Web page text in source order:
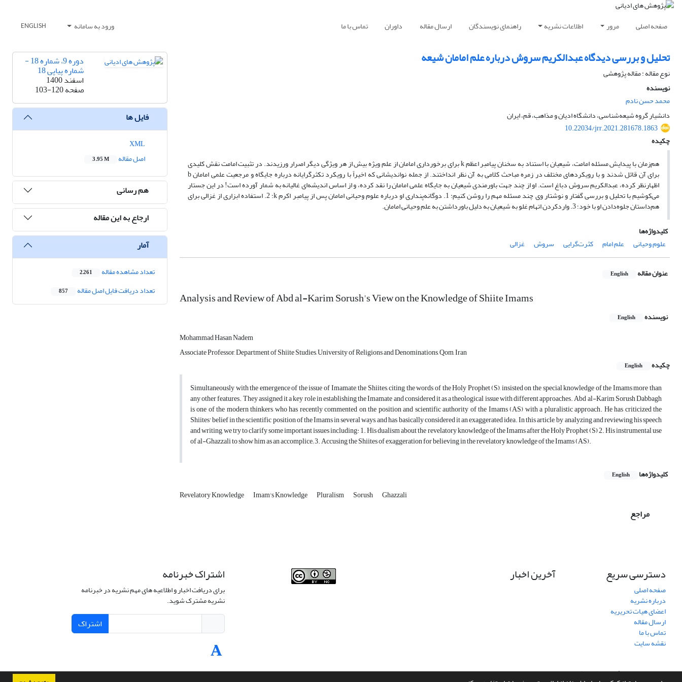
صفحه اصلی مرور اطلاعات نشریه راهنمای نویسندگان ارسال مقاله داوران تماس با ما ورود به سامانه ENGLISH
تحلیل و بررسی دیدگاه عبدالکریم سروش درباره علم امامان شیعه
نوع مقاله : مقاله پژوهشی
نویسنده
محمد حسن نادم
دانشیار گروه شیعه‌شناسی، دانشگاه ادیان و مذاهب، قم، ایران
10.22034/jrr.2021.281678.1863
چکیده
هم‌زمان با پیدایش مسئله امامت، شیعیان با استناد به سخنان پیامبر اعظم k برای برخورداری امامان از علم ویژه بیش از هر ویژگی دیگر اصرار ورزیدند. در تثبیت امامت نقش کلیدی
برای آن قائل شدند و با رویکردهای مختلف در زمره مباحث کلامی به آن نظر انداختند. از جمله نواندیشانی که اخیراً با رویکرد تکثرگرایانه درباره جایگاه و مرجعیت علمی امامان b
اظهارنظر کرده، عبدالکریم سروش دباغ است. او از چند جهت باورمندی شیعیان به جایگاه علمی امامان را نقد کرده، و از اساس اندیشه‌ای غالیانه به شمار آورده است! در این جستار
می‌کوشیم با تحلیل و بررسی گفتار و نوشتار وی چند مسئله مهم را روشن کنیم: 1. دوگانه‌پنداری او درباره علوم وحیانی امامان پس از پیامبر اکرم k؛ 2. استفاده ابزاری از غزالی برای
هم‌داستان جلوه‌دادن او با خود؛ 3. واردکردن اتهام غلو به شیعیان به دلیل باورداشتن به علم وحیانی امامان.
کلیدواژه‌ها
علوم وحیانی
علم امام کثرت‌گرایی سروش غزالی
عنوان مقاله English
Analysis and Review of Abd al-Karim Sorush's View on the Knowledge of Shiite Imams
نویسنده English
Mohammad Hasan Nadem
Associate Professor, Department of Shiite Studies, University of Religions and Denominations, Qom, Iran
چکیده
English
Simultaneously with the emergence of the issue of Imamate, the Shiites, citing the words of the Holy Prophet (S), insisted on the special knowledge of the Imams more than
any other features. They assigned it a key role in establishing the Imamate and considered it as a theological issue with different approaches. Abd al-Karim Sorush Dabbagh
is one of the modern thinkers who has recently commented on the position and scientific authority of the Imams (AS) with a pluralistic approach. He has criticized the
Shiites' belief in the scientific position of the Imams in several ways, and has basically considered it an exaggerated idea. In this article, by analyzing and reviewing his speech
and writing, we try to clarify some important issues including: 1. His dualism about the revelatory knowledge of the Imams after the Holy Prophet (S) 2. His instrumental use
of al-Ghazzali to show him as an accomplice; 3. Accusing the Shiites of exaggeration for believing in the revelatory knowledge of the Imams (AS).
کلیدواژه‌ها English
Revelatory Knowledge Imam's Knowledge Pluralism Sorush Ghazzali
مراجع
دوره 9، شماره 18 -
شماره پیاپی 18
اسفند 1400
صفحه103-120
فایل ها
اصل مقاله
3.95 M
هم رسانی
ارجاع به این مقاله
آمار
تعداد مشاهده مقاله 2,261
تعداد دریافت فایل اصل مقاله 857
دسترسی سریع
صفحه اصلی
درباره نشریه
اعضای هیات تحریریه
ارسال مقاله
تماس با ما
نقشه سایت
آخرین اخبار اشتراک خبرنامه
برای دریافت اخبار و اطلاعیه های مهم نشریه در خبرنامه
نشریه مشترک شوید.
اشتراک
سامانه مدیریت نشریات علمی.طراحی و پیاده سازی ازسیناوب